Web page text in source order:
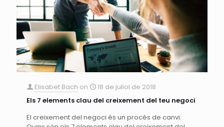
Elisabet Bach on
18 de juliol de 2018
Els 7 elements clau del creixement del teu negoci
El creixement del negoci és un procés de canvi.